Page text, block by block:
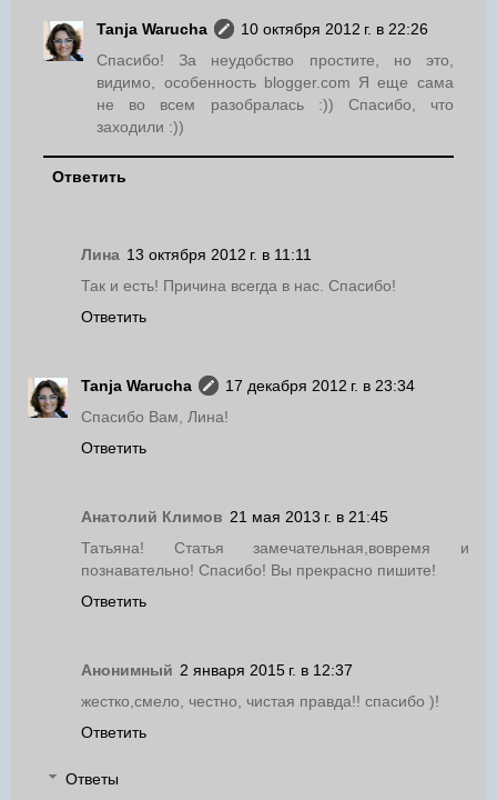
Tanja Warucha
10 октября 2012 г. в 22:26
Спасибо! За неудобство простите, но это,
видимо, особенность blogger.com Я еще сама
не во всем разобралась :)) Спасибо, что
заходили :))
Ответить
Лина 13 октября 2012 г. в 11:11
Так и есть! Причина всегда в нас. Спасибо!
Ответить
Tanja Warucha
17 декабря 2012 г. в 23:34
Спасибо Вам, Лина!
Ответить
Анатолий Климов 21 мая 2013 г. в 21:45
Татьяна! Статья замечательная,вовремя и
познавательно! Спасибо! Вы прекрасно пишите!
Ответить
Анонимный 2 января 2015 г. в 12:37
жестко,смело, честно, чистая правда!! спасибо )!
Ответить
Ответы